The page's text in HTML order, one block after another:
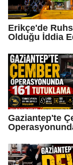
Erikçe'de
Olduğu İddia
Oldu Neler!
Gaziantep'te